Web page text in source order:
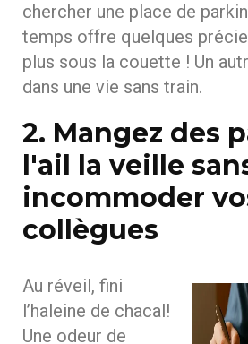
chercher une place de
temps offre quelques
plus sous la couette ! Un
dans une vie sans train.
2. Mangez des
l'ail la veille
incommoder
collègues
Au réveil, fini
l’haleine de chacal!
Une odeur de